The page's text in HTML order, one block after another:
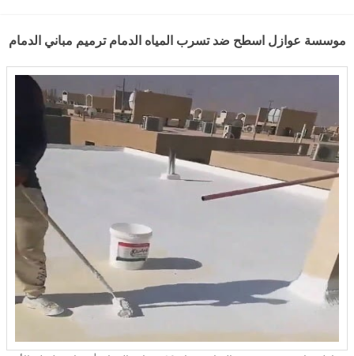
موسسة عوازل اسطح ضد تسرب المياه الدمام ترميم مباني الدمام